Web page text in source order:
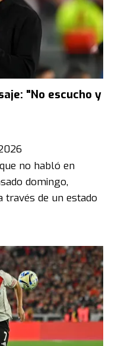
"No escucho y
no habló en
domingo,
través de un estado